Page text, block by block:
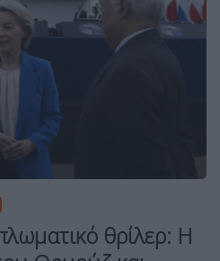
θρίλερ: Η